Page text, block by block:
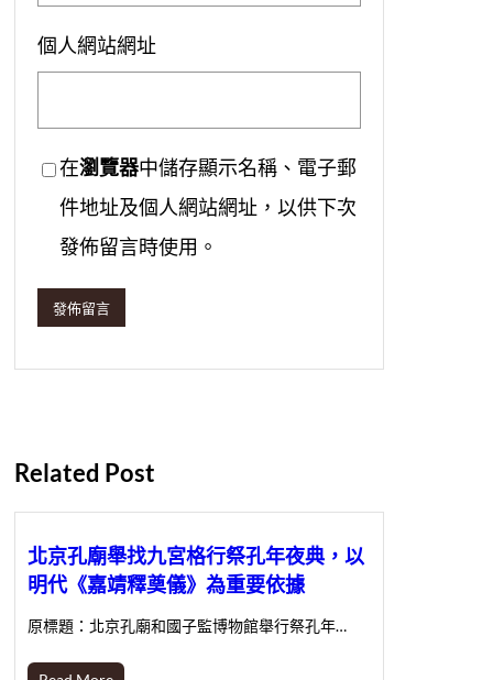
個人網站網址
在瀏覽器中儲存顯示名稱、電子郵
件地址及個人網站網址，以供下次
發佈留言時使用。
Related Post
北京孔廟舉找九宮格行祭孔年夜典，以
明代《嘉靖釋奠儀》為重要依據
原標題：北京孔廟和國子監博物館舉行祭孔年…